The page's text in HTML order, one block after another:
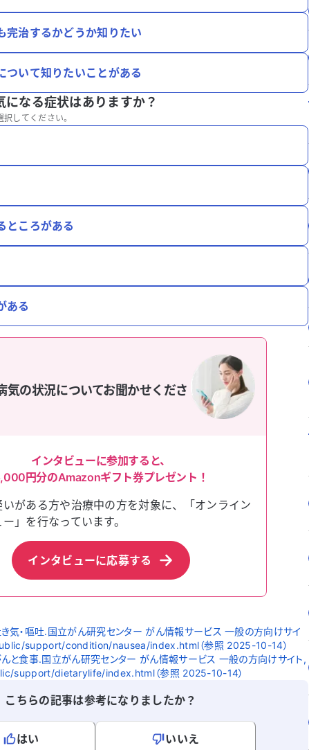
完治するかどうか知りたい
ついて知りたいことがある
になる症状はありますか？
してください。
ところがある
ある
気の状況についてお聞かせくださ
インタビューに参加すると、
円分のAmazonギフト券プレゼント！
いがある方や治療中の方を対象に、「オンライン
」を行なっています。
インタビューに応募する
気・嘔吐.国立がん研究センター がん情報サービス 一般の方向けサイ
support/condition/nausea/index.html（参照 2025-10-14）
と食事.国立がん研究センター がん情報サービス 一般の方向けサイト,
support/dietarylife/index.html（参照 2025-10-14）
こちらの記事は参考になりましたか？
はい
いいえ